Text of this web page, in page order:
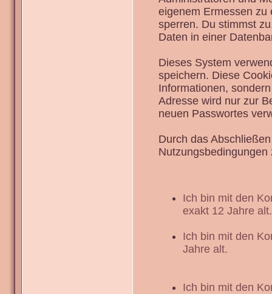
eigenem Ermessen zu
sperren. Du stimmst
Daten in einer
Dieses System
speichern. Diese
Informationen,
Adresse wird nur zur
neuen Passwortes
Durch das
Nutzungsbedingungen
Ich bin mit den
exakt 12 Jahre alt.
Ich bin mit den
Jahre alt.
Ich bin mit den